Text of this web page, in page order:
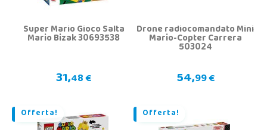
Super Mario Gioco Salta
Mario Bizak 30693538
31,48 €
Drone radiocomandato Mini
Mario-Copter Carrera
503024
54,99 €
Offerta! Offerta!